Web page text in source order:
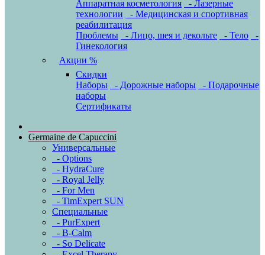
Аппаратная косметология
- Лазерные
технологии
- Медицинская и спортивная
реабилитация
Проблемы
- Лицо, шея и декольте - Тело
-
Гинекология
Акции %
Скидки
Наборы
- Дорожные наборы
- Подарочные
наборы
Сертификаты
Germaine de Capuccini
Универсальные
- Options
- HydraCure
- Royal Jelly
- For Men
- TimExpert SUN
Специальные
- PurExpert
- B-Calm
- So Delicate